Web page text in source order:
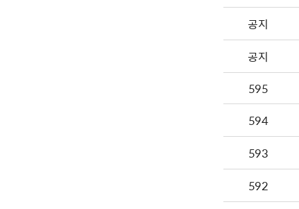
공지
공지
595
594
593
592